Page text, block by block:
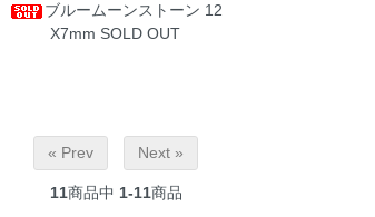
ブルームーンストーン 12
X7mm SOLD OUT
« Prev Next »
11商品中 1-11商品